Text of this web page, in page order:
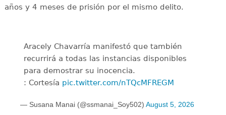
años y 4 meses de prisión por el mismo delito.
Aracely Chavarría manifestó que también
recurrirá a todas las instancias disponibles
para demostrar su inocencia.
: Cortesía pic.twitter.com/nTQcMFREGM
— Susana Manai (@ssmanai_Soy502) August 5, 2026